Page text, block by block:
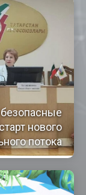
нового
потока